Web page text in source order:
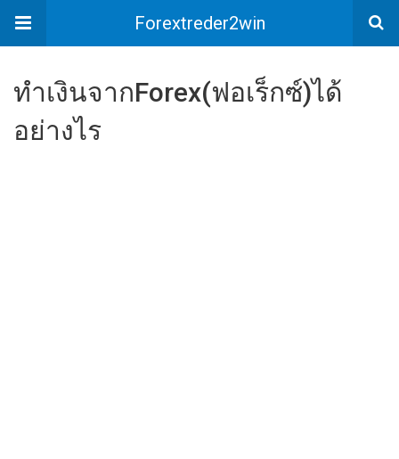
Forextreder2win
ทำเงินจากForex(ฟอเร็กซ์)ได้
อย่างไร